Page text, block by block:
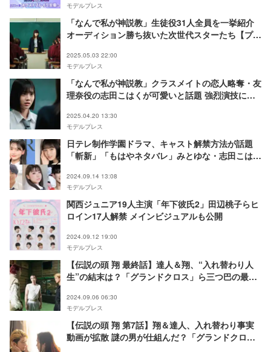
モデルプレス
「なんで私が神説教」生徒役31人全員を一挙紹介
オーディション勝ち抜いた次世代スターたち【プロ
2025.05.03 22:00
モデルプレス
「なんで私が神説教」クラスメイトの恋人略奪・友
理奈役の志田こはくが可愛いと話題 強烈演技に反
2025.04.20 13:30
モデルプレス
日テレ制作学園ドラマ、キャスト解禁方法が話題
「斬新」「もはやネタバレ」みとゆな・志田こは
2024.09.14 13:08
モデルプレス
関西ジュニア19人主演「年下彼氏2」田辺桃子らヒ
ロイン17人解禁 メインビジュアルも公開
2024.09.12 19:00
モデルプレス
【伝説の頭 翔 最終話】達人＆翔、“入れ替わり人
生”の結末は？「グランドクロス」ら三つ巴の最大
2024.09.06 06:30
モデルプレス
【伝説の頭 翔 第7話】翔＆達人、入れ替わり事実
動画が拡散 謎の男が仕組んだ？「グランドクロ